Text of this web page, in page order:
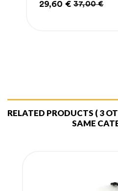
Prix
29,60 €
Prix
37,00 €
RELATED PRODUCTS ( 3
SAME